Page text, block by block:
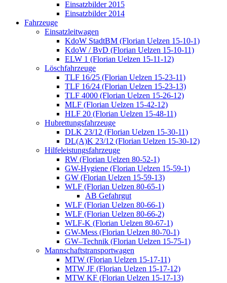
Einsatzbilder 2015
Einsatzbilder 2014
Fahrzeuge
Einsatzleitwagen
KdoW StadtBM (Florian Uelzen 15-10-1)
KdoW / BvD (Florian Uelzen 15-10-11)
ELW 1 (Florian Uelzen 15-11-12)
Löschfahrzeuge
TLF 16/25 (Florian Uelzen 15-23-11)
TLF 16/24 (Florian Uelzen 15-23-13)
TLF 4000 (Florian Uelzen 15-26-12)
MLF (Florian Uelzen 15-42-12)
HLF 20 (Florian Uelzen 15-48-11)
Hubrettungsfahrzeuge
DLK 23/12 (Florian Uelzen 15-30-11)
DL(A)K 23/12 (Florian Uelzen 15-30-12)
Hilfeleistungsfahrzeuge
RW (Florian Uelzen 80-52-1)
GW-Hygiene (Florian Uelzen 15-59-1)
GW (Florian Uelzen 15-59-13)
WLF (Florian Uelzen 80-65-1)
AB Gefahrgut
WLF (Florian Uelzen 80-66-1)
WLF (Florian Uelzen 80-66-2)
WLF-K (Florian Uelzen 80-67-1)
GW-Mess (Florian Uelzen 80-70-1)
GW–Technik (Florian Uelzen 15-75-1)
Mannschaftstransportwagen
MTW (Florian Uelzen 15-17-11)
MTW JF (Florian Uelzen 15-17-12)
MTW KF (Florian Uelzen 15-17-13)